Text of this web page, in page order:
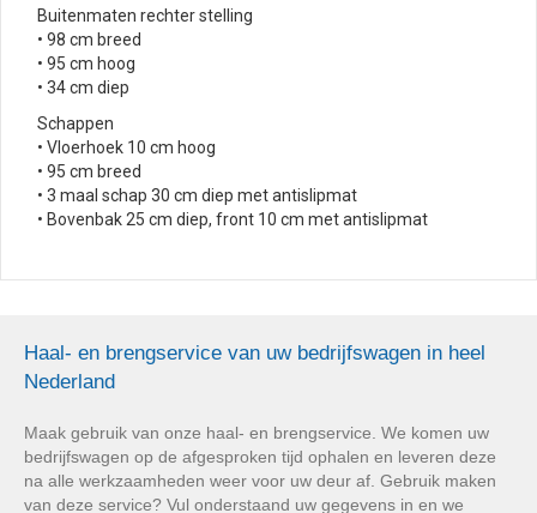
Buitenmaten rechter stelling
• 98 cm breed
• 95 cm hoog
• 34 cm diep
Schappen
• Vloerhoek 10 cm hoog
• 95 cm breed
• 3 maal schap 30 cm diep met antislipmat
• Bovenbak 25 cm diep, front 10 cm met antislipmat
Haal- en brengservice van uw bedrijfswagen in heel
Nederland
Maak gebruik van onze haal- en brengservice. We komen uw
bedrijfswagen op de afgesproken tijd ophalen en leveren deze
na alle werkzaamheden weer voor uw deur af. Gebruik maken
van deze service? Vul onderstaand uw gegevens in en we